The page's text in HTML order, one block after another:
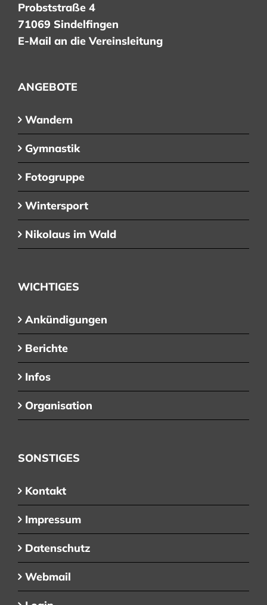
Probststraße 4
71069 Sindelfingen
E-Mail an die Vereinsleitung
ANGEBOTE
Wandern
Gymnastik
Fotogruppe
Wintersport
Nikolaus im Wald
WICHTIGES
Ankündigungen
Berichte
Infos
Organisation
SONSTIGES
Kontakt
Impressum
Datenschutz
Webmail